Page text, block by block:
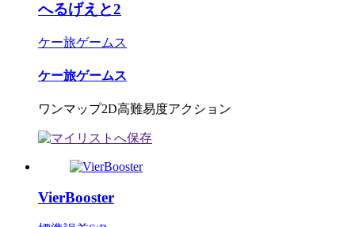
へるげえと2
ケー旅ゲームス
ケー旅ゲームス
ワンマップ2D高難易度アクション
VierBooster